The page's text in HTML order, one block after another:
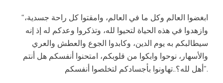
“ابغضوا العالم وكل ما في العالم، وامقتوا كل راحة جسدية،
وازهدوا في هذه الحياة لتحيوا لله، وتذكروا وعدكم له إذ إنه
سيطالبكم به يوم الدين، وكابدوا الجوع والعطش والعري
والأسهار، نوحوا وابكوا من قلوبكم، امتحنوا أنفسكم هل أنتم
أهل لله؟..تهاونوا بأجسادكم لتخلصوا أنفسكم”.